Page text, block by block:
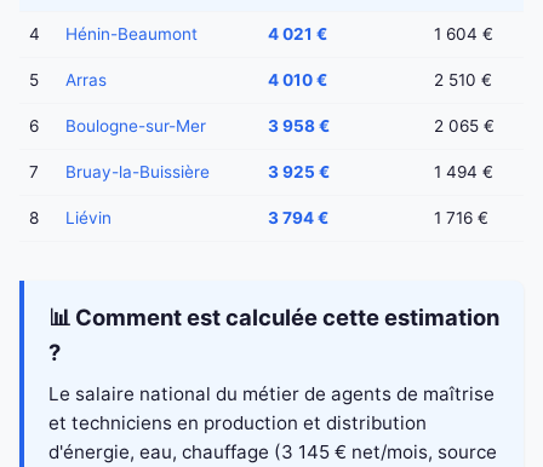
4 Hénin-Beaumont 4 021 € 1 604 €
5 Arras 4 010 € 2 510 €
6 Boulogne-sur-Mer 3 958 € 2 065 €
7 Bruay-la-Buissière 3 925 € 1 494 €
8 Liévin 3 794 € 1 716 €
📊 Comment est calculée cette estimation
?
Le salaire national du métier de agents de maîtrise
et techniciens en production et distribution
d'énergie, eau, chauffage (3 145 € net/mois, source